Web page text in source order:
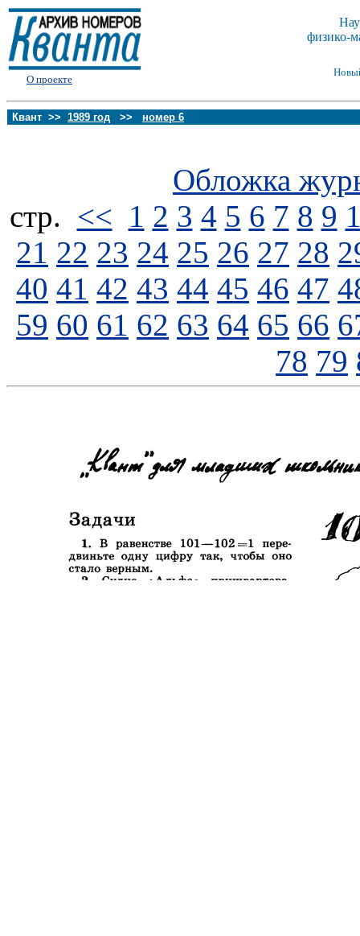
О проекте
физико-
Квант >> 1989 год >> номер 6
Обложка
стp. << 1 2 3 4 5 6 7 8 9
21 22 23 24 25 26 27 28
40 41 42 43 44 45 46 47
59 60 61 62 63 64 65 66
78 79